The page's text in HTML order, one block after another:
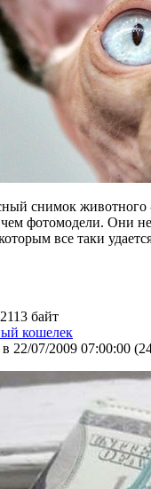
снимок животного
фотомодели. Они
все таки
байт
кошелек
в 22/07/2009 07:00:00 (